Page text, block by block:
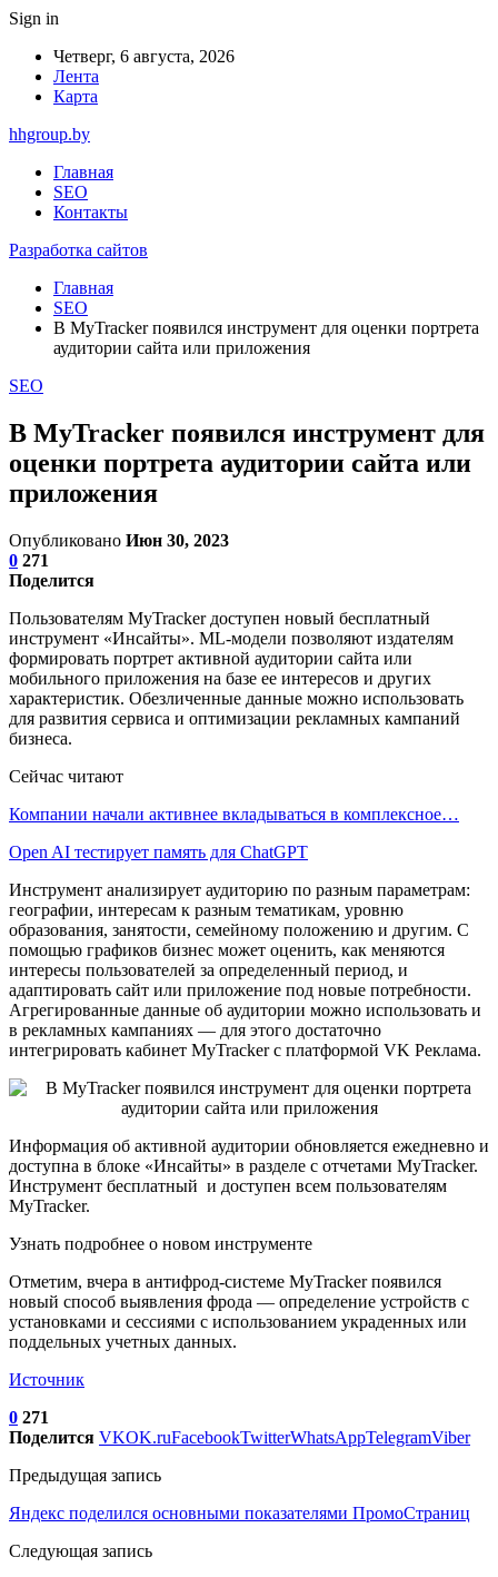
Sign in
Четверг, 6 августа, 2026
Лента
Карта
hhgroup.by
Главная
SEO
Контакты
Разработка сайтов
Главная
SEO
В MyTracker появился инструмент для оценки портрета
аудитории сайта или приложения
SEO
В MyTracker появился инструмент для
оценки портрета аудитории сайта или
приложения
Опубликовано Июн 30, 2023
0 271
Поделится
Пользователям MyTracker доступен новый бесплатный
инструмент «Инсайты». ML-модели позволяют издателям
формировать портрет активной аудитории сайта или
мобильного приложения на базе ее интересов и других
характеристик. Обезличенные данные можно использовать
для развития сервиса и оптимизации рекламных кампаний
бизнеса.
Сейчас читают
Компании начали активнее вкладываться в комплексное…
Open AI тестирует память для ChatGPT
Инструмент анализирует аудиторию по разным параметрам:
географии, интересам к разным тематикам, уровню
образования, занятости, семейному положению и другим. С
помощью графиков бизнес может оценить, как меняются
интересы пользователей за определенный период, и
адаптировать сайт или приложение под новые потребности.
Агрегированные данные об аудитории можно использовать и
в рекламных кампаниях — для этого достаточно
интегрировать кабинет MyTracker c платформой VK Реклама.
Информация об активной аудитории обновляется ежедневно и
доступна в блоке «Инсайты» в разделе с отчетами MyTracker.
Инструмент бесплатный и доступен всем пользователям
MyTracker.
Узнать подробнее о новом инструменте
Отметим, вчера в антифрод-системе MyTracker появился
новый способ выявления фрода — определение устройств с
установками и сессиями с использованием украденных или
поддельных учетных данных.
Источник
0 271
Поделится VKOK.ruFacebookTwitterWhatsAppTelegramViber
Предыдущая запись
Яндекс поделился основными показателями ПромоСтраниц
Следующая запись